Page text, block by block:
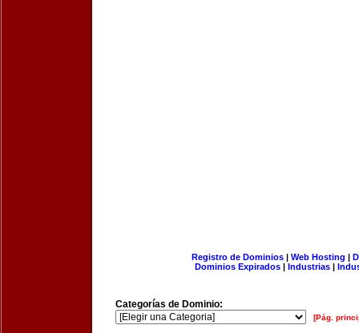
Registro de Dominios| Web Hosting |
Dominios Expirados | Industrias |
Categorías de Dominio:
[Pág.